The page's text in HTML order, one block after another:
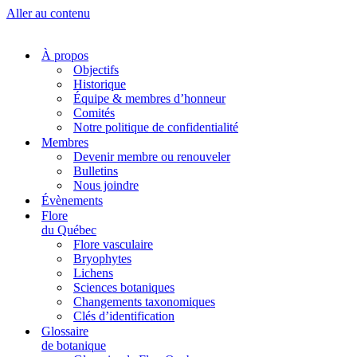
Aller au contenu
À propos
Objectifs
Historique
Équipe & membres d’honneur
Comités
Notre politique de confidentialité
Membres
Devenir membre ou renouveler
Bulletins
Nous joindre
Évènements
Flore
du Québec
Flore vasculaire
Bryophytes
Lichens
Sciences botaniques
Changements taxonomiques
Clés d’identification
Glossaire
de botanique